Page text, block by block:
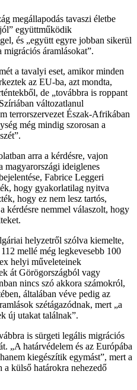
megállapodás tavaszi életbe
együttműködik
és „együtt egyre jobban sikerül
áramlásokat”.
a tavalyi eset, amikor minden
az EU-ba, azt mondta,
de „továbbra is roppant
változatlanul
terrorszervezet Észak-Afrikában
még mindig szorosan a
arra a kérdésre, vajon
magyarországi ideiglenes
Fabrice Leggeri
hogy gyakorlatilag nyitva
hogy ez nem lesz tartós,
kérdésre nemmel válaszolt, hogy
helyzetről szólva kiemelte,
mellé még legkevesebb 100
helyi műveleteinek
át Görögországból vagy
nincs szó akkora számokról,
általában véve pedig az
szétágazódnak, mert „a
új utakat találnak”.
is sürgeti legális migrációs
„A határvédelem és az Európába
kiegészítik egymást”, mert a
a külső határokra nehezedő